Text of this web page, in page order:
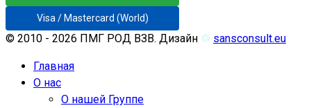
Visa / Mastercard (World)
© 2010 - 2026 ПМГ РОД ВЗВ. Дизайн ♲ sansconsult.eu
Главная
О нас
О нашей Группе